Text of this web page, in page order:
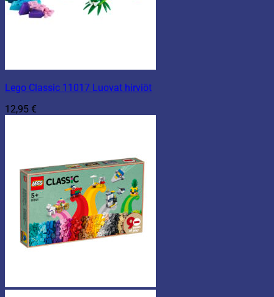
Lego Classic 11017 Luovat hirviöt
12,95 €